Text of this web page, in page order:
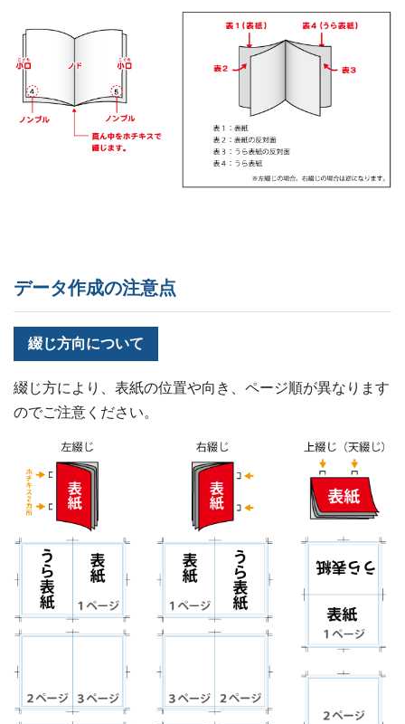
データ作成の注意点
綴じ方向について
綴じ方により、表紙の位置や向き、ページ順が異なります
のでご注意ください。